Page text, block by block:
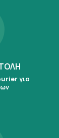
για